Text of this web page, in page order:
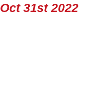
Oct 31st 2022